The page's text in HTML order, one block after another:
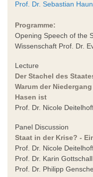
Prof. Dr. Sebastian
Programme:
Opening Speech of the
Wissenschaft Prof. Dr.
Lecture
Der Stachel des
Warum der
Hasen ist
Prof. Dr. Nicole
Panel Discussion
Staat in der Krise? -
Prof. Dr. Nicole
Prof. Dr. Karin Gottschall
Prof. Dr. Philipp